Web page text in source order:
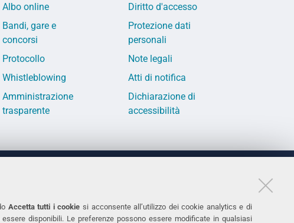
Accetta tutti i cookie si acconsente all’utilizzo dei cookie analytics e di
disponibili. Le preferenze possono essere modificate in qualsiasi
Albo online
Bandi, gare e
concorsi
Protocollo
Whistleblowing
Amministrazione
trasparente
Diritto d'accesso
Protezione dati
personali
Note legali
Atti di notifica
Dichiarazione di
accessibilità
293111
293031
Accessibilità